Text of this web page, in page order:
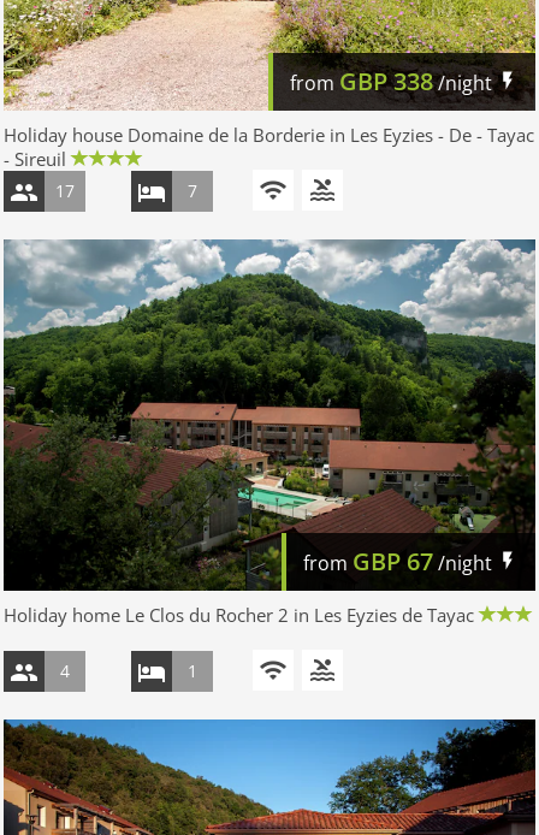
from GBP338/night
Holiday house Domaine de la Borderie in Les Eyzies - De - Tayac
- Sireuil
17 7
from GBP 67/night
Holiday home Le Clos du Rocher 2 in Les Eyzies de Tayac
4 1